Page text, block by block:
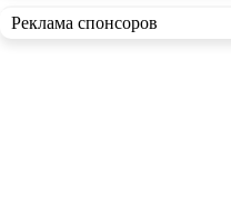
Реклама спонсоров